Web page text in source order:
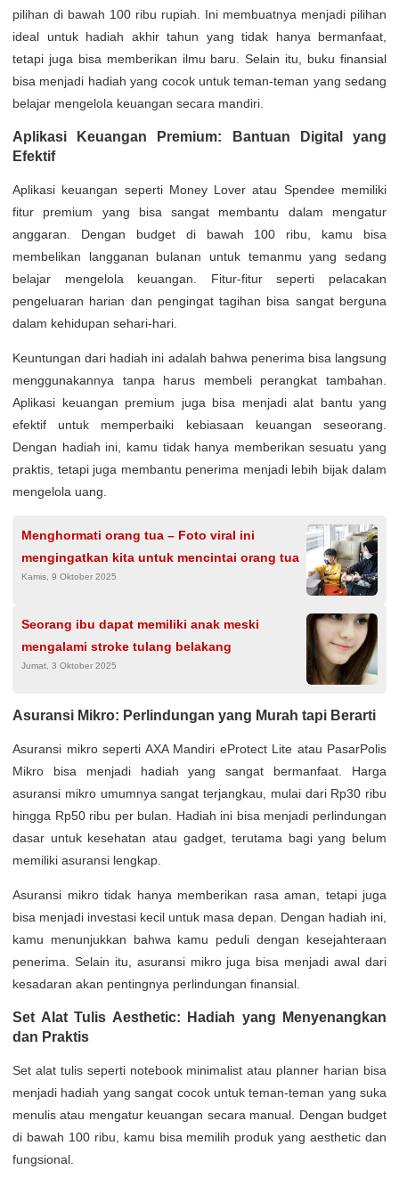
pilihan di bawah 100 ribu rupiah. Ini membuatnya menjadi pilihan
ideal untuk hadiah akhir tahun yang tidak hanya bermanfaat,
tetapi juga bisa memberikan ilmu baru. Selain itu, buku finansial
bisa menjadi hadiah yang cocok untuk teman-teman yang sedang
belajar mengelola keuangan secara mandiri.
Aplikasi Keuangan Premium: Bantuan Digital yang
Efektif
Aplikasi keuangan seperti Money Lover atau Spendee memiliki
fitur premium yang bisa sangat membantu dalam mengatur
anggaran. Dengan budget di bawah 100 ribu, kamu bisa
membelikan langganan bulanan untuk temanmu yang sedang
belajar mengelola keuangan. Fitur-fitur seperti pelacakan
pengeluaran harian dan pengingat tagihan bisa sangat berguna
dalam kehidupan sehari-hari.
Keuntungan dari hadiah ini adalah bahwa penerima bisa langsung
menggunakannya tanpa harus membeli perangkat tambahan.
Aplikasi keuangan premium juga bisa menjadi alat bantu yang
efektif untuk memperbaiki kebiasaan keuangan seseorang.
Dengan hadiah ini, kamu tidak hanya memberikan sesuatu yang
praktis, tetapi juga membantu penerima menjadi lebih bijak dalam
mengelola uang.
Menghormati orang tua – Foto viral ini
mengingatkan kita untuk mencintai orang tua
Kamis, 9 Oktober 2025
Seorang ibu dapat memiliki anak meski
mengalami stroke tulang belakang
Jumat, 3 Oktober 2025
Asuransi Mikro: Perlindungan yang Murah tapi Berarti
Asuransi mikro seperti AXA Mandiri eProtect Lite atau PasarPolis
Mikro bisa menjadi hadiah yang sangat bermanfaat. Harga
asuransi mikro umumnya sangat terjangkau, mulai dari Rp30 ribu
hingga Rp50 ribu per bulan. Hadiah ini bisa menjadi perlindungan
dasar untuk kesehatan atau gadget, terutama bagi yang belum
memiliki asuransi lengkap.
Asuransi mikro tidak hanya memberikan rasa aman, tetapi juga
bisa menjadi investasi kecil untuk masa depan. Dengan hadiah ini,
kamu menunjukkan bahwa kamu peduli dengan kesejahteraan
penerima. Selain itu, asuransi mikro juga bisa menjadi awal dari
kesadaran akan pentingnya perlindungan finansial.
Set Alat Tulis Aesthetic: Hadiah yang Menyenangkan
dan Praktis
Set alat tulis seperti notebook minimalist atau planner harian bisa
menjadi hadiah yang sangat cocok untuk teman-teman yang suka
menulis atau mengatur keuangan secara manual. Dengan budget
di bawah 100 ribu, kamu bisa memilih produk yang aesthetic dan
fungsional.